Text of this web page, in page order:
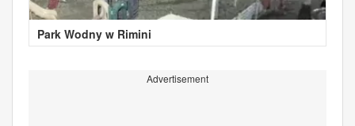
Park Wodny w Rimini
Advertisement